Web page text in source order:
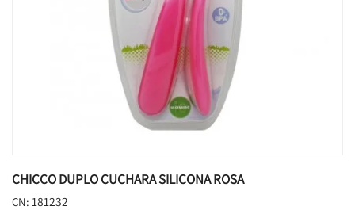
CHICCO DUPLO CUCHARA SILICONA ROSA
CN: 181232